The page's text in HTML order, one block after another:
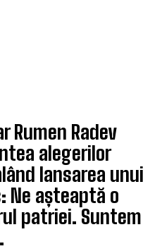
Rumen Radev
alegerilor
lansarea unui
Ne așteaptă o
patriei. Suntem